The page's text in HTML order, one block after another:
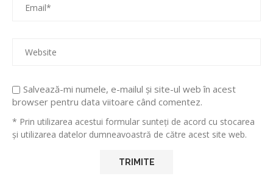
Salvează-mi numele, e-mailul și site-ul web în acest
browser pentru data viitoare când comentez.
* Prin utilizarea acestui formular sunteți de acord cu stocarea
și utilizarea datelor dumneavoastră de către acest site web.